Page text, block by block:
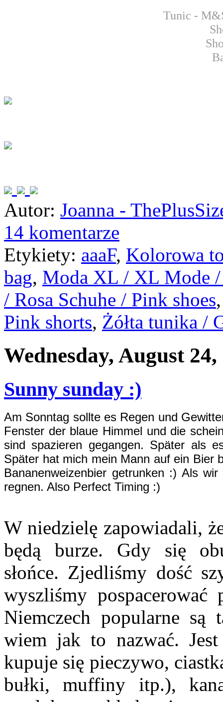
Tunic -
Autor: Joanna -
14 komentarze
Etykiety: aaaF, Kolorowa
bag, Moda XL / XL Mode /
/ Rosa Schuhe / Pink shoes
Pink shorts, Żółta tunika /
Wednesday, August 24,
Sunny sunday :)
Am Sonntag sollte es Regen und
Fenster der blaue Himmel und die
sind spazieren gegangen. Später als
Später hat mich mein Mann auf ein Bier
Bananenweizenbier getrunken :) Als
regnen. Also Perfect Timing :)
W niedzielę zapowiadali,
będą burze. Gdy się
słońce. Zjedliśmy dość
wyszliśmy
Niemczech popularne
wiem jak to nazwać.
kupuje się pieczywo,
bułki, muffiny itp.),